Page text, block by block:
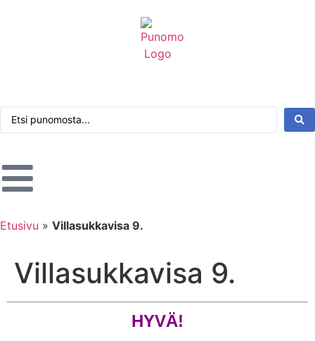
Etusivu » Villasukkavisa 9.
Villasukkavisa 9.
HYVÄ!